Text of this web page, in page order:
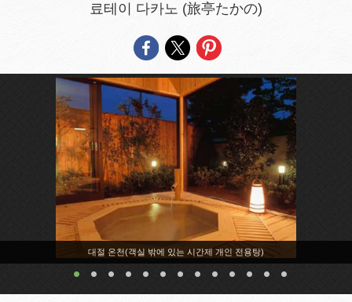
료테이 다카노 (旅亭たかの)
노천온천딸린 객실